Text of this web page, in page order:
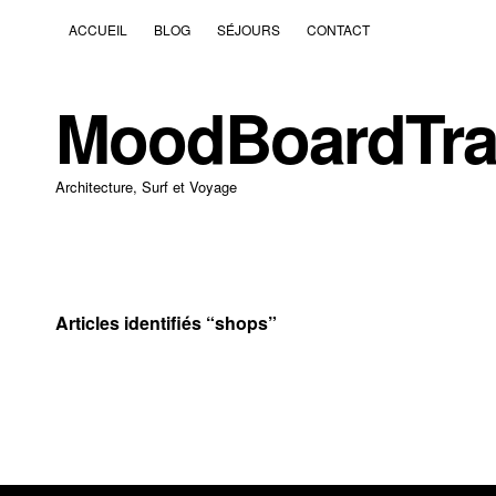
ACCUEIL BLOG SÉJOURS CONTACT
Architecture, Surf et Voyage
Articles identifiés “shops”